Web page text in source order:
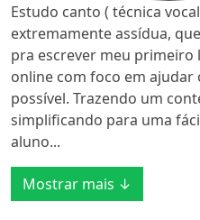
Estudo canto ( técnica
extremamente assídua,
pra escrever meu
online com foco em ajudar
possível. Trazendo um
simplificando para uma
aluno...
Mostrar mais ↓